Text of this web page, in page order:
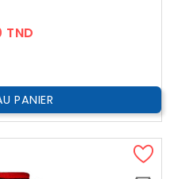
TND
PANIER